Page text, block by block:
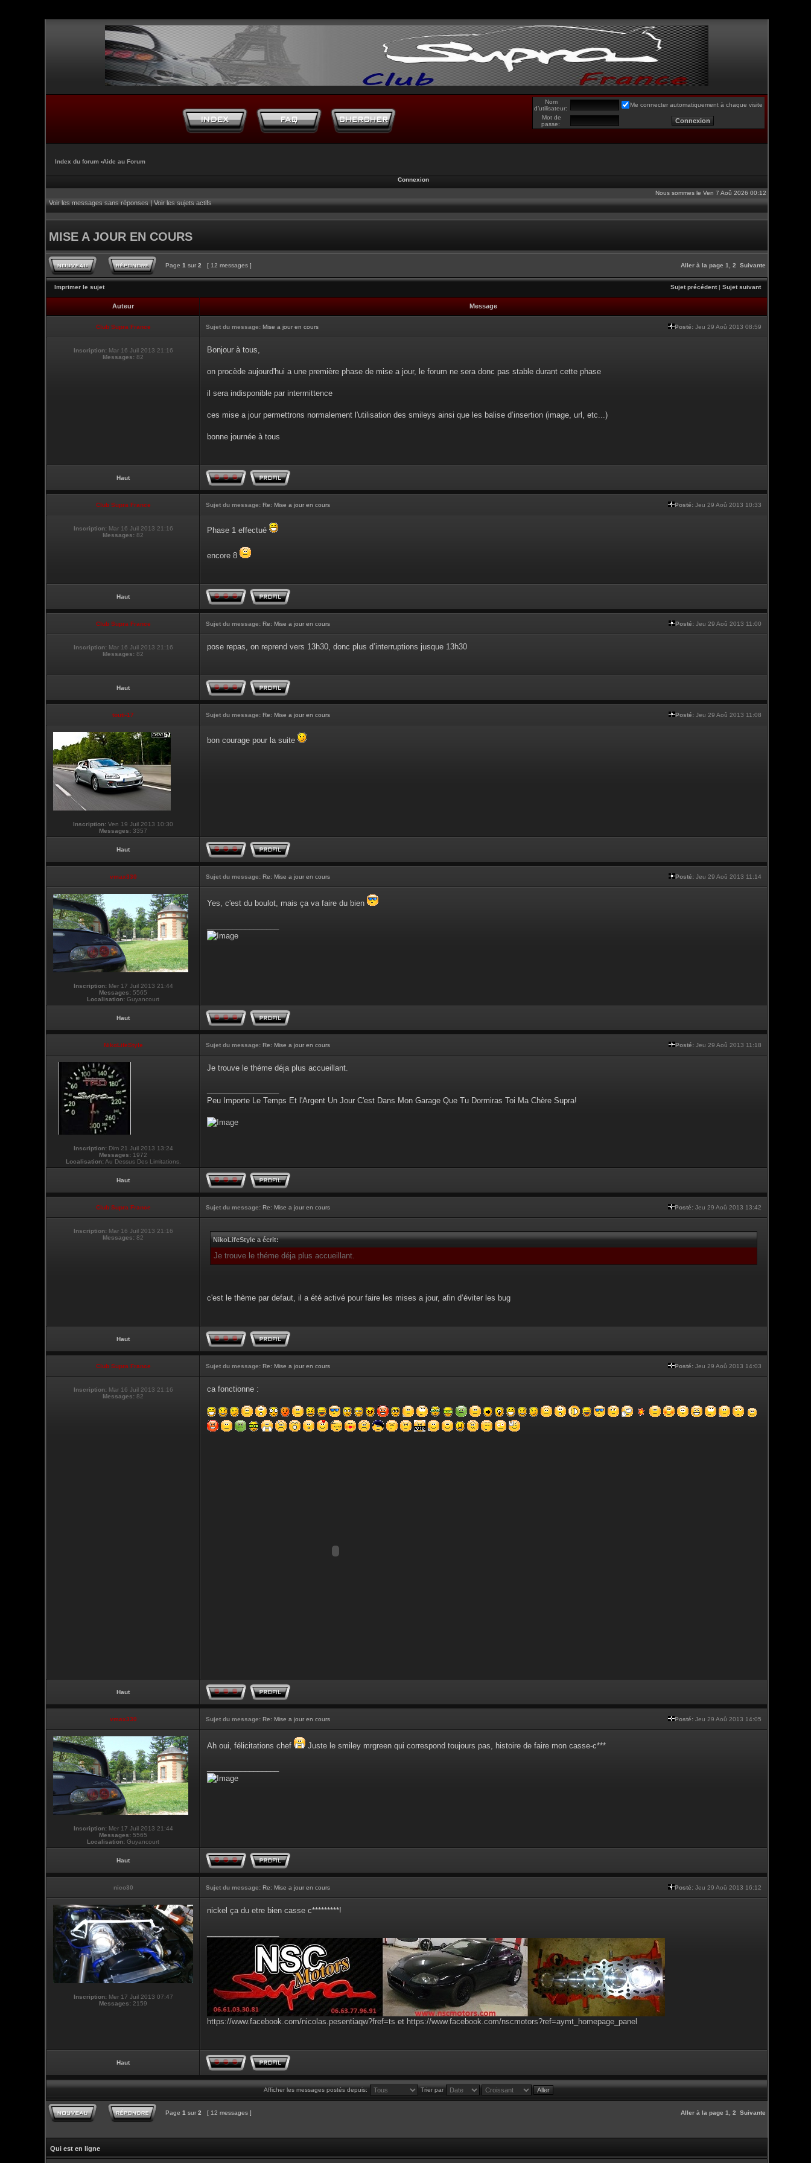
Nom
d’utilisateur:
Me connecter automatiquement à chaque visite
Mot de
passe:
Index du forum ‹Aide au Forum
Connexion
Nous sommes le Ven 7 Aoû 2026 00:12
Voir les messages sans réponses|Voir les sujets actifs
MISE A JOUR EN COURS
Page 1 sur 2 [ 12 messages ] Aller à la page 1 2 Suivante
Imprimer le sujet Sujet précédent| Sujet suivant
Auteur Message
Club Supra France Sujet du message: Mise a jour en cours Posté: Jeu 29 Aoû 2013 08:59
Inscription: Mar 16 Juil 2013 21:16
Messages: 82
Bonjour à tous,
on procède aujourd'hui a une première phase de mise a jour, le forum ne sera donc pas stable durant cette phase
il sera indisponible par intermittence
ces mise a jour permettrons normalement l'utilisation des smileys ainsi que les balise d’insertion (image, url, etc...)
bonne journée à tous
Haut
Club Supra France Sujet du message: Re: Mise a jour en cours Posté: Jeu 29 Aoû 2013 10:33
Inscription: Mar 16 Juil 2013 21:16
Messages: 82
Phase 1 effectué
encore 8
Haut
Club Supra France Sujet du message: Re: Mise a jour en cours Posté: Jeu 29 Aoû 2013 11:00
Inscription: Mar 16 Juil 2013 21:16
Messages: 82
pose repas, on reprend vers 13h30, donc plus d’interruptions jusque 13h30
Haut
touti-17 Sujet du message: Re: Mise a jour en cours Posté: Jeu 29 Aoû 2013 11:08
Inscription: Ven 19 Juil 2013 10:30
Messages: 3357
bon courage pour la suite
Haut
vmax330 Sujet du message: Re: Mise a jour en cours Posté: Jeu 29 Aoû 2013 11:14
Inscription:Mer 17 Juil 2013 21:44
Messages: 5565
Localisation: Guyancourt
Yes, c'est du boulot, mais ça va faire du bien
Haut
NikoLifeStyle Sujet du message: Re: Mise a jour en cours Posté: Jeu 29 Aoû 2013 11:18
Inscription:Dim 21 Juil 2013 13:24
Messages: 1972
Localisation:Au Dessus Des Limitations.
Je trouve le théme déja plus accueillant.
Peu Importe Le Temps Et l'Argent Un Jour C'est Dans Mon Garage Que Tu Dormiras Toi Ma Chère Supra!
Haut
Club Supra France Sujet du message: Re: Mise a jour en cours Posté: Jeu 29 Aoû 2013 13:42
Inscription: Mar 16 Juil 2013 21:16
Messages: 82 NikoLifeStyle a écrit:
Je trouve le théme déja plus accueillant.
c'est le thème par defaut, il a été activé pour faire les mises a jour, afin d’éviter les bug
Haut
Club Supra France Sujet du message: Re: Mise a jour en cours Posté: Jeu 29 Aoû 2013 14:03
Inscription: Mar 16 Juil 2013 21:16
Messages: 82
ca fonctionne :
Haut
vmax330 Sujet du message: Re: Mise a jour en cours Posté: Jeu 29 Aoû 2013 14:05
Inscription:Mer 17 Juil 2013 21:44
Messages: 5565
Localisation: Guyancourt
Ah oui, félicitations chef Juste le smiley mrgreen qui correspond toujours pas, histoire de faire mon casse-c***
Haut
nico30 Sujet du message: Re: Mise a jour en cours Posté: Jeu 29 Aoû 2013 16:12
Inscription:Mer 17 Juil 2013 07:47
Messages: 2159
nickel ça du etre bien casse c*********!
https://www.facebook.com/nicolas.pesentiaqw?fref=ts et https://www.facebook.com/nscmotors?ref=aymt_homepage_panel
Haut
Afficher les messages postés depuis: Trier par
Page 1 sur 2 [ 12 messages ] Aller à la page 1 2 Suivante
Qui est en ligne